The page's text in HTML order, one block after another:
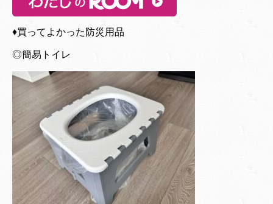
♦︎買ってよかった防災用品
◎簡易トイレ